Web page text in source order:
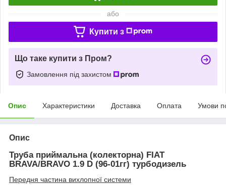
або
Купити з
Що таке купити з Пром?
Замовлення під захистом
Опис Характеристики Доставка Оплата Умови
Опис
Труба приймальна (колекторна) FIAT
BRAVA/BRAVO 1.9 D (96-01гг) турбодизель
Передня частина вихлопної системи